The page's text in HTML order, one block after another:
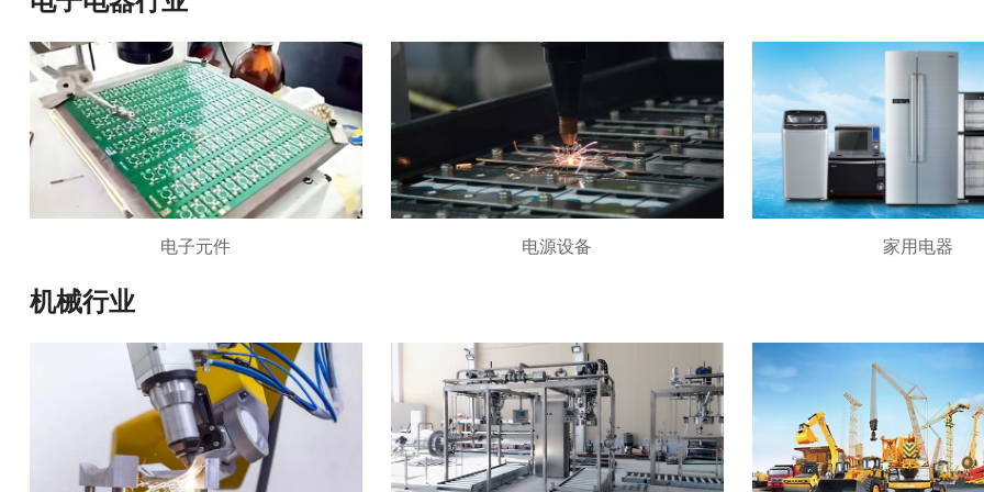
电子元件 电源设备 家用电器
机械行业